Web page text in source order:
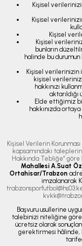
Kişisel
Kişisel
Kişisel
Kişisel
bunların
halinde bu durumun
Kişisel verilerinizin
kişisel
hakkınızı
Elde ettiğimiz
hakkınızda
Kişisel Verilerin Korunması
kapsamındaki
Hakkında Tebliğe” göre
Mahallesi A.Suat
Ortahisar/Trabzon
imzalanarak
Başvuru usullerine
talebinizi niteliğine göre
ücretsiz olarak
gerektirmesi hâlinde,